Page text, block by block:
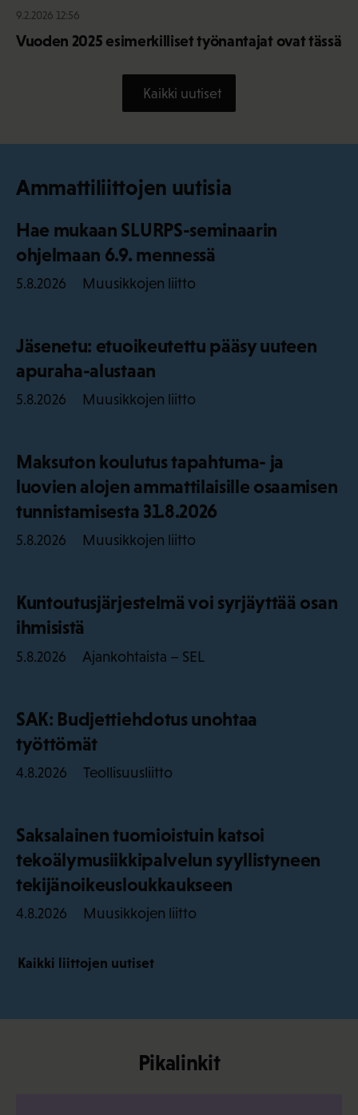
9.2.2026 12:56
Vuoden 2025 esimerkilliset työnantajat ovat tässä
Kaikki uutiset
Ammattiliittojen uutisia
Hae mukaan SLURPS-seminaarin
ohjelmaan 6.9. mennessä
5.8.2026 Muusikkojen liitto
Jäsenetu: etuoikeutettu pääsy uuteen
apuraha-alustaan
5.8.2026 Muusikkojen liitto
Maksuton koulutus tapahtuma- ja
luovien alojen ammattilaisille osaamisen
tunnistamisesta 31.8.2026
5.8.2026 Muusikkojen liitto
Kuntoutusjärjestelmä voi syrjäyttää osan
ihmisistä
5.8.2026 Ajankohtaista – SEL
SAK: Budjettiehdotus unohtaa
työttömät
4.8.2026 Teollisuusliitto
Saksalainen tuomioistuin katsoi
tekoälymusiikkipalvelun syyllistyneen
tekijänoikeusloukkaukseen
4.8.2026 Muusikkojen liitto
Kaikki liittojen uutiset
Pikalinkit